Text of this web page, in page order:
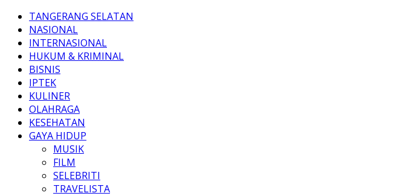
TANGERANG SELATAN
NASIONAL
INTERNASIONAL
HUKUM & KRIMINAL
BISNIS
IPTEK
KULINER
OLAHRAGA
KESEHATAN
GAYA HIDUP
MUSIK
FILM
SELEBRITI
TRAVELISTA